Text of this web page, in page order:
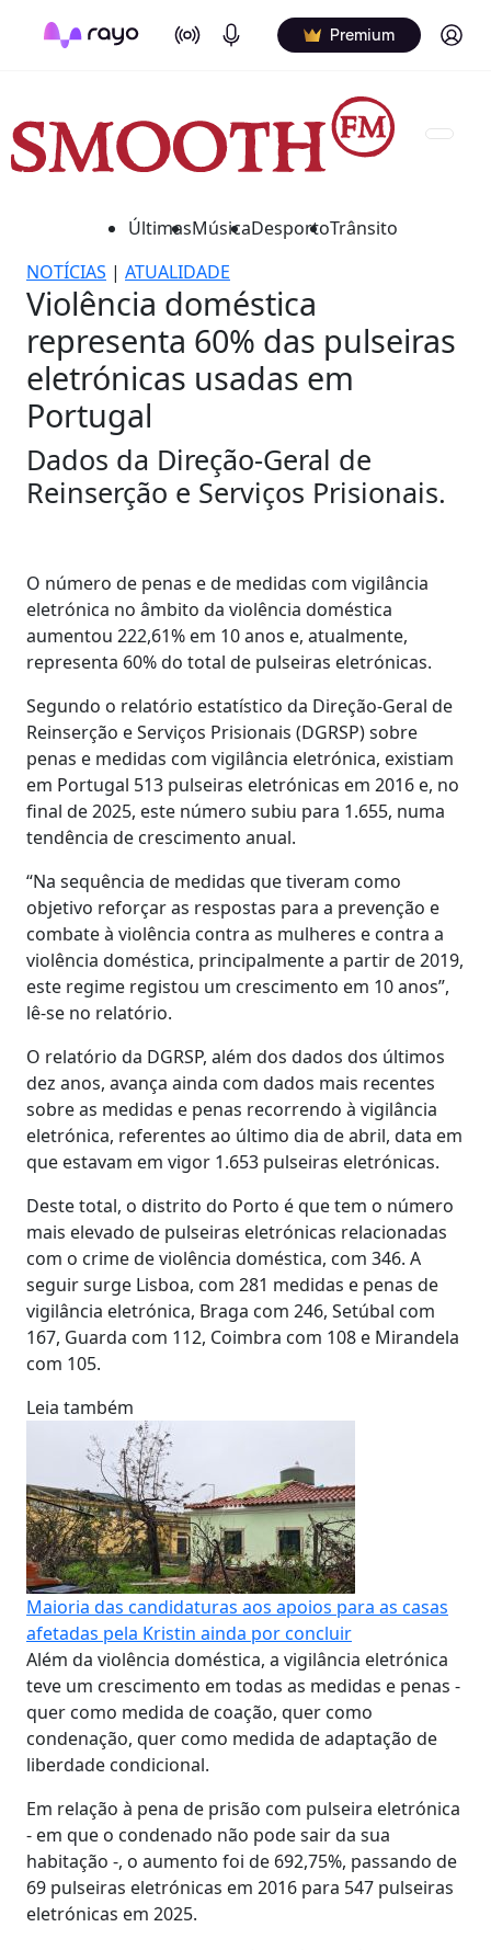
On Air Podcasts Premium Log in
ÚltimasMúsicaDesportoTrânsito
NOTÍCIAS | ATUALIDADE
Violência doméstica
representa 60% das pulseiras
eletrónicas usadas em
Portugal
Dados da Direção-Geral de
Reinserção e Serviços Prisionais.
O número de penas e de medidas com vigilância
eletrónica no âmbito da violência doméstica
aumentou 222,61% em 10 anos e, atualmente,
representa 60% do total de pulseiras eletrónicas.
Segundo o relatório estatístico da Direção-Geral de
Reinserção e Serviços Prisionais (DGRSP) sobre
penas e medidas com vigilância eletrónica, existiam
em Portugal 513 pulseiras eletrónicas em 2016 e, no
final de 2025, este número subiu para 1.655, numa
tendência de crescimento anual.
“Na sequência de medidas que tiveram como
objetivo reforçar as respostas para a prevenção e
combate à violência contra as mulheres e contra a
violência doméstica, principalmente a partir de 2019,
este regime registou um crescimento em 10 anos”,
lê-se no relatório.
O relatório da DGRSP, além dos dados dos últimos
dez anos, avança ainda com dados mais recentes
sobre as medidas e penas recorrendo à vigilância
eletrónica, referentes ao último dia de abril, data em
que estavam em vigor 1.653 pulseiras eletrónicas.
Deste total, o distrito do Porto é que tem o número
mais elevado de pulseiras eletrónicas relacionadas
com o crime de violência doméstica, com 346. A
seguir surge Lisboa, com 281 medidas e penas de
vigilância eletrónica, Braga com 246, Setúbal com
167, Guarda com 112, Coimbra com 108 e Mirandela
com 105.
Leia também
Maioria das candidaturas aos apoios para as casas
afetadas pela Kristin ainda por concluir
Além da violência doméstica, a vigilância eletrónica
teve um crescimento em todas as medidas e penas -
quer como medida de coação, quer como
condenação, quer como medida de adaptação de
liberdade condicional.
Em relação à pena de prisão com pulseira eletrónica
- em que o condenado não pode sair da sua
habitação -, o aumento foi de 692,75%, passando de
69 pulseiras eletrónicas em 2016 para 547 pulseiras
eletrónicas em 2025.